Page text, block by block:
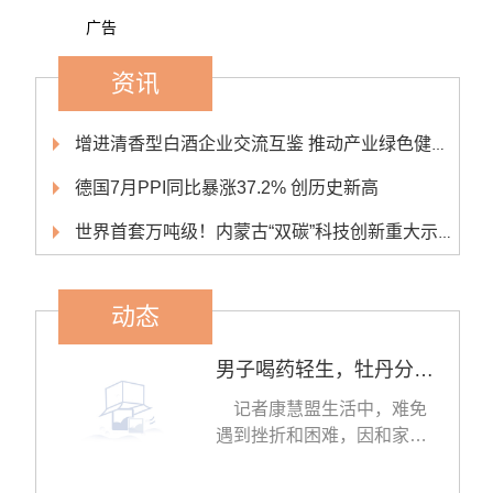
广告
资讯
增进清香型白酒企业交流互鉴 推动产业绿色健康可持续发展
德国7月PPI同比暴涨37.2% 创历史新高
世界首套万吨级！内蒙古“双碳”科技创新重大示范工程开工
动态
男子喝药轻生，牡丹分局民警上演生死时速！
记者康慧盟生活中，难免
遇到挫折和困难，因和家人